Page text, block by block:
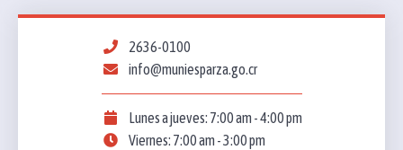
2636-0100
info@muniesparza.go.cr
Lunes a jueves: 7:00 am - 4:00 pm
Viernes: 7:00 am - 3:00 pm